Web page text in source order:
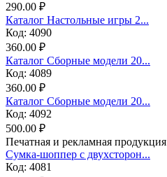
290.00 ₽
Каталог Настольные игры 2...
Код: 4090
360.00 ₽
Каталог Сборные модели 20...
Код: 4089
360.00 ₽
Каталог Сборные модели 20...
Код: 4092
500.00 ₽
Печатная и рекламная продукция
Сумка-шоппер с двухсторон...
Код: 4081